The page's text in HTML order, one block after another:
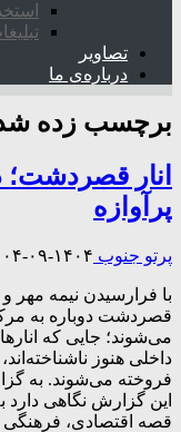
تصاویر
درباره‌ی ما
برچسب زده
انار قصردشت؛
پرآوازه
پرتو جنوب ۱۴۰۴-۰۹-۰۴
با فرارسیدن نیمه مهر
قصردشت دوباره به
می‌شوند؛ جایی که
داخلی هنوز
فروخته می‌شوند. به
این گزارش نگاهی دارد
قصه اقتصادی، فرهنگی